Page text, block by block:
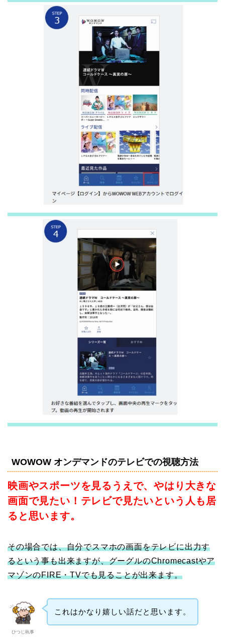
WOWOW オンデマンドのテレビでの視聴方法
映画やスポーツを見るうえで、やはり大きな
画面で見たい！テレビで見たいという人も居
ると思います。
その場合では、自分でスマホの画面をテレビに出力す
るという事も出来ますが、グーグルのChromecastやア
マゾンのFIRE・TVでも見ることが出来ます。
ひつじ執事
これはかなり嬉しい話だと思います。